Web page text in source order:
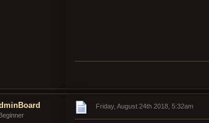
Friday, August 24th 2018, 5:32am